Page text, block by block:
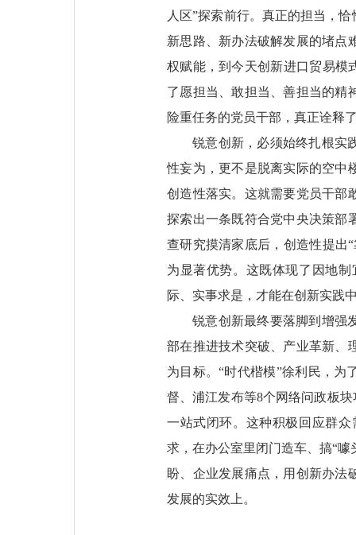
人区”探索前行。真正的担当，
新思路、新办法破解发展的堵点
权赋能，到今天创新进口贸易模
了愿担当、敢担当、善担当的精
险重任务的党员干部，真正诠释
锐意创新，必须始终扎根实
性妄为，更不是脱离实际的空中
创造性落实。这就需要党员干部
探索出一条既符合党中央决策部
查研究摸清家底后，创造性提出
为显著优势。这既体现了因地
际、实事求是，才能在创新实践
锐意创新最终要落脚到增强
部在推进技术突破、产业革新、
为目标。“时代楷模”徐利民，为
督、浦江发布等8个网络问政板
一站式闭环。这种积极回应群
求，在办公室里闭门造车、搞“
盼、企业发展痛点，用创新办法
发展的实效上。